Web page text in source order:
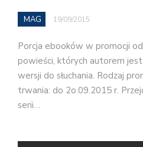
MAG 19/09/2015
Porcja ebooków w promocji
powieści, których autorem
wersji do słuchania. Rodzaj
trwania: do 2o.09.2015 r.
serii…